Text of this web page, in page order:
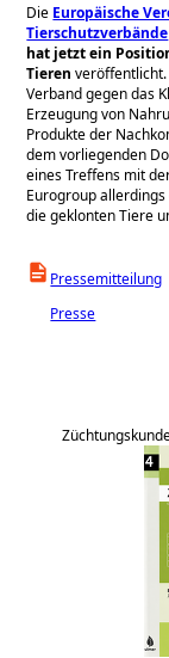
Die Europäische
Tierschutzverbände
hat jetzt ein
Tieren
Verband gegen das
Erzeugung von
Produkte der
dem vorliegenden
eines Treffens mit
Eurogroup
die geklonten Tiere
Pressemitteilung
Presse